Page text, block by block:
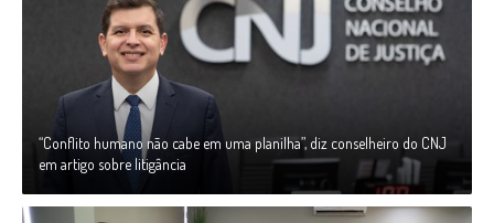
“Conflito humano não cabe em uma planilha”, diz conselheiro do CNJ
em artigo sobre litigância